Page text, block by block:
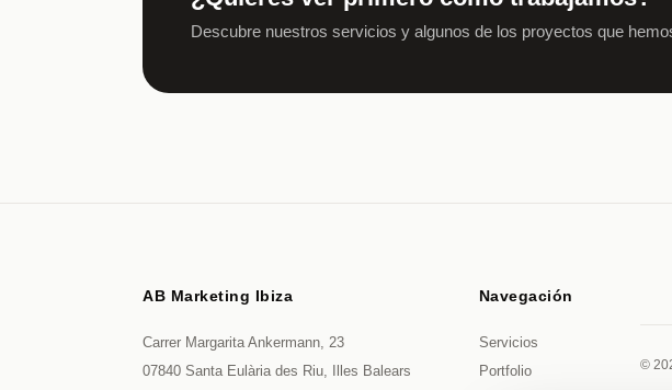
Descubre nuestros servicios y algunos de los proyectos que
AB Marketing Ibiza
Carrer Margarita Ankermann, 23
07840 Santa Eulària des Riu, Illes Balears
Navegación
Servicios
Portfolio
©